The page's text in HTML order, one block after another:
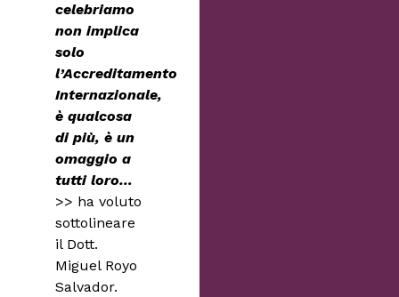
celebriamo
non implica
solo
l’Accreditamento
Internazionale,
è qualcosa
di più, è un
omaggio a
tutti loro…
>> ha voluto
sottolineare
il Dott.
Miguel Royo
Salvador.